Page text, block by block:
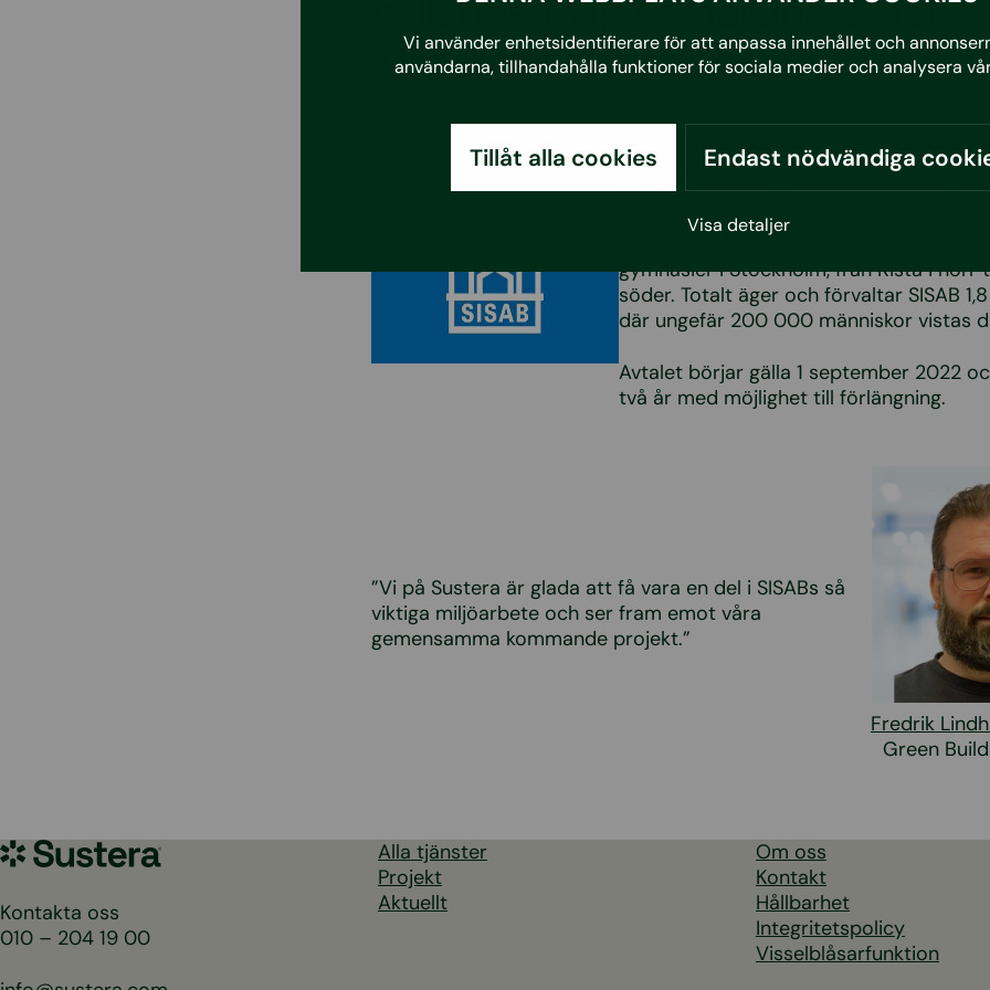
Vi använder enhetsidentifierare för att anpassa innehållet och
användarna, tillhandahålla funktioner för sociala medier och analysera
Tillåt alla cookies Endast nödvändiga
Visa detaljer
gällande Miljösamordnare och
Miljöinventerare 2022
SISAB, Skolfastigheter i Stockholm AB,
kommunalt bolag inom koncernen
stadshus AB. Bolaget omsätter drygt 2
kronor och äger cirka 600 förskolor,
gymnasier i Stockholm, från Kista i norr
söder. Totalt äger och förvaltar SISAB
där ungefär 200 000 människor vistas
Avtalet börjar gälla 1 september 2022
två år med möjlighet till förlängning.
”Vi på Sustera är glada att få vara en del i SISABs så
viktiga miljöarbete och ser fram emot våra
gemensamma kommande projekt.”
Fredrik
Green
Sustera
Sweden
Kontakta oss
010 – 204 19 00
Alla tjänster
Projekt
Aktuellt
Om oss
Kontakt
Hållbarhet
Integritetspolicy
Visselblåsarfunktion